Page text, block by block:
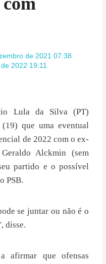
de 2021 07:38
2022 19:11
Lula da Silva (PT)
que uma eventual
de 2022 com o ex-
Alckmin (sem
partido e o possível
PSB.
se juntar ou não é o
disse.
afirmar que ofensas